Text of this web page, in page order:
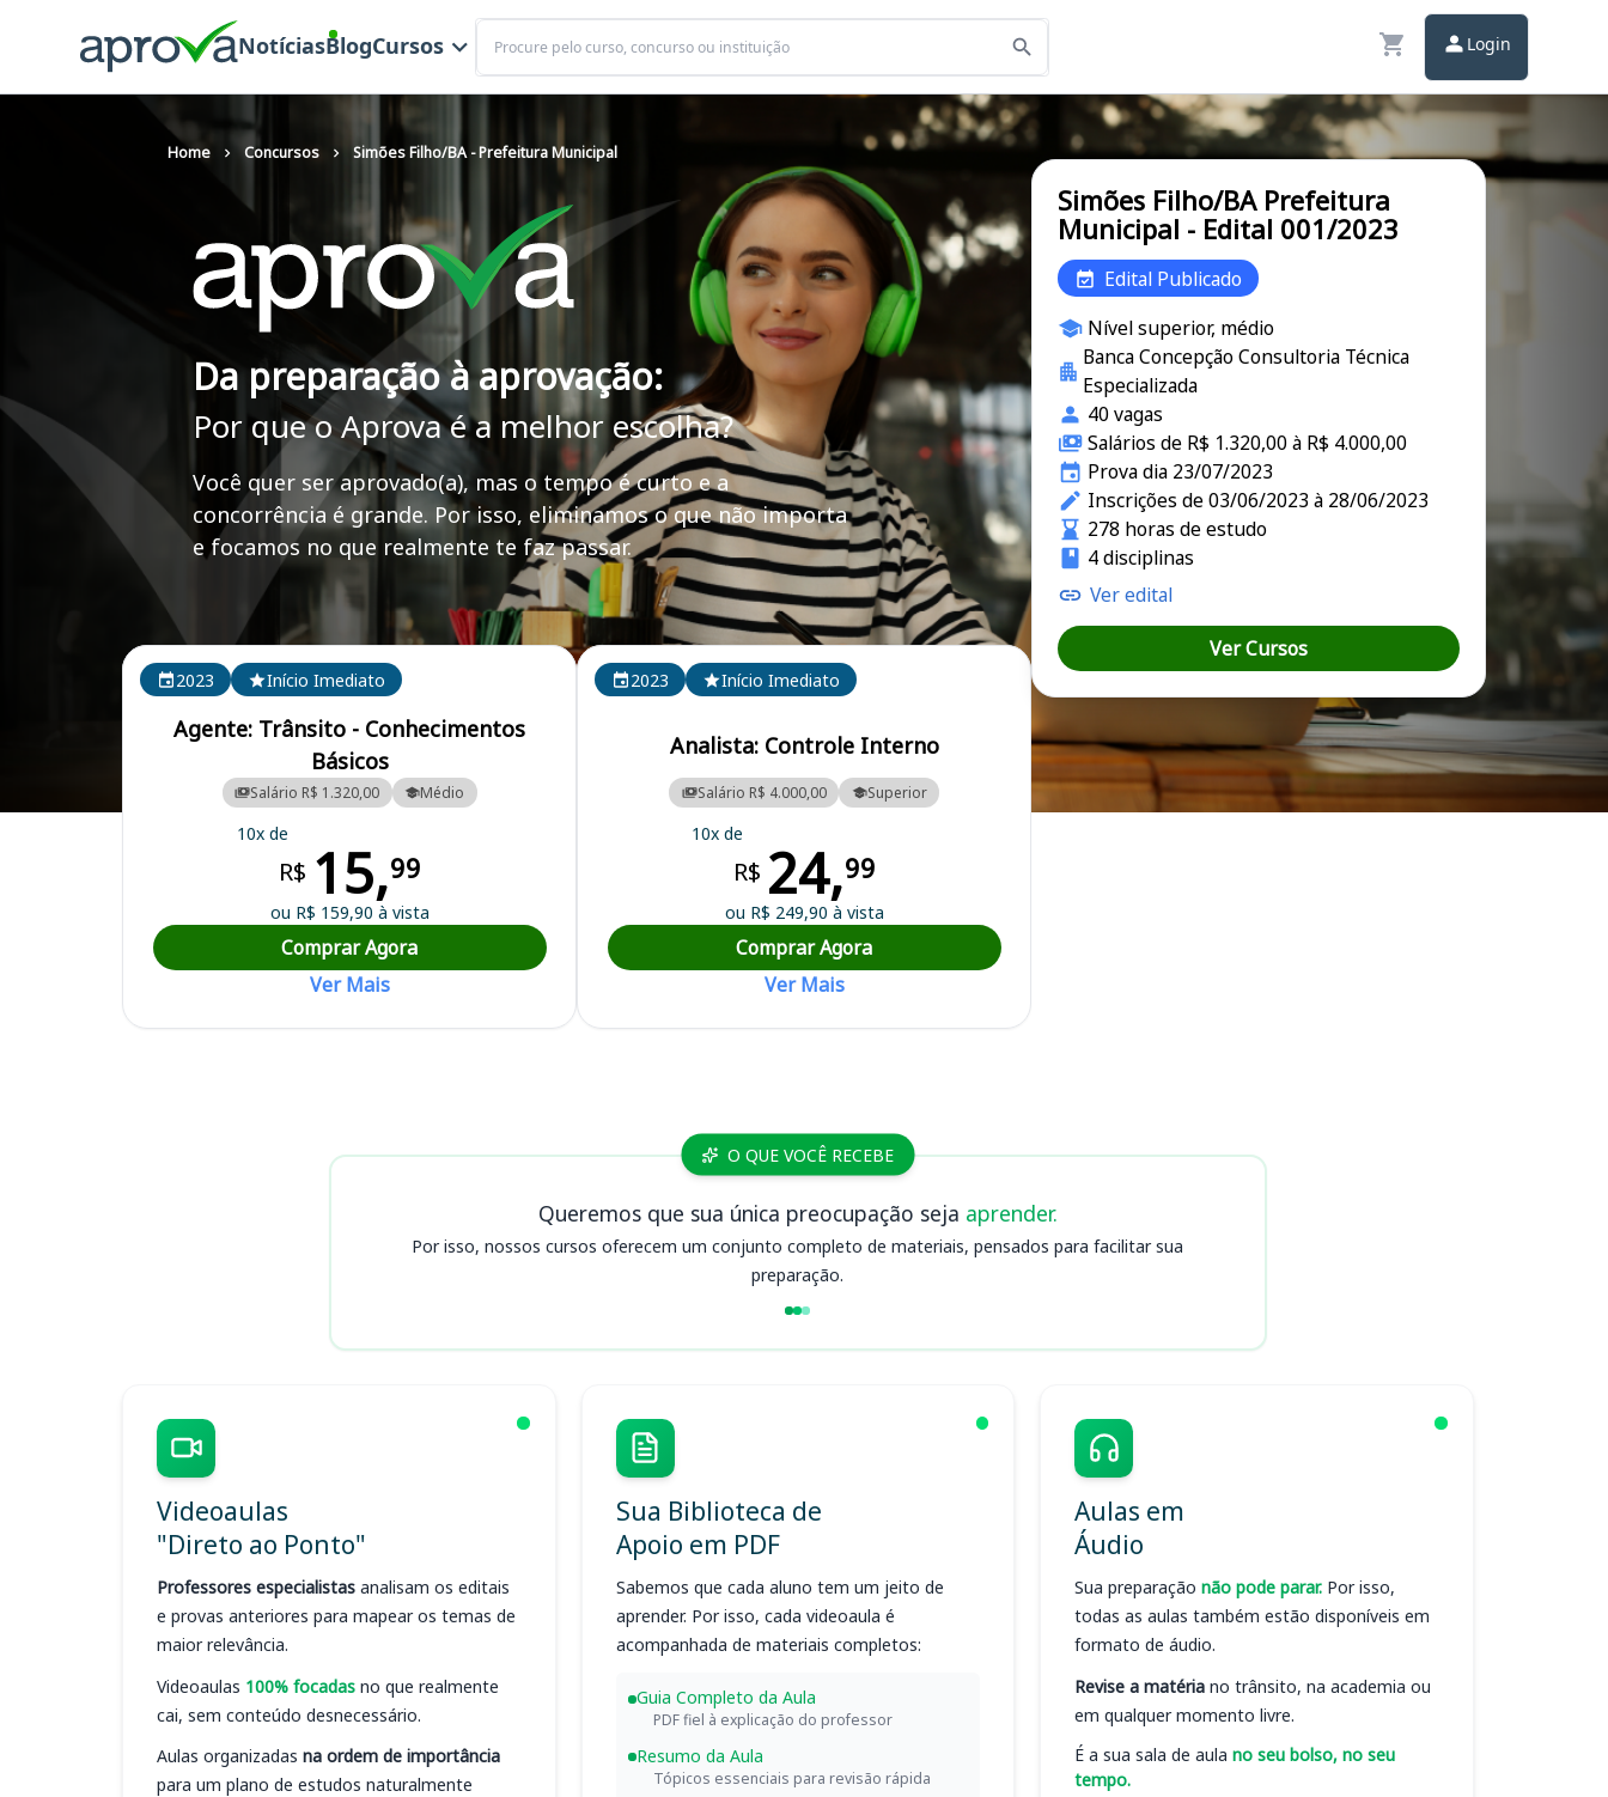
NotíciasBlogCursos
Buscar
Login
Home Concursos Simões Filho/BA - Prefeitura Municipal
Da preparação à aprovação:
Por que o Aprova é a melhor escolha?
Você quer ser aprovado(a), mas o tempo é curto e a
concorrência é grande. Por isso, eliminamos o que não importa
e focamos no que realmente te faz passar.
Curso Preparatório para o Concurso Simões Filho/BA - Prefeitura Municipal
Cursos em destaque para passar no concurso
2023
Início Imediato
Agente: Trânsito - Conhecimentos
Básicos
Salário R$ 1.320,00 Médio
10x de
R$ 15,99
ou R$ 159,90 à vista
Comprar Agora
Ver Mais
2023 Início Imediato
Analista: Controle Interno
Salário R$ 4.000,00 Superior
10x de
R$ 24,99
ou R$ 249,90 à vista
Comprar Agora
Ver Mais
Simões Filho/BA Prefeitura
Municipal - Edital 001/2023
Edital Publicado
Nível superior, médio
Banca Concepção Consultoria Técnica
Especializada
40 vagas
Salários de R$ 1.320,00 à R$ 4.000,00
Prova dia 23/07/2023
Inscrições de 03/06/2023 à 28/06/2023
278 horas de estudo
4 disciplinas
Ver edital
Ver Cursos
O QUE VOCÊ RECEBE
Queremos que sua única preocupação seja aprender.
Por isso, nossos cursos oferecem um conjunto completo de materiais, pensados para facilitar sua
preparação.
Videoaulas
"Direto ao Ponto"
Professores especialistas analisam os editais
e provas anteriores para mapear os temas de
maior relevância.
Videoaulas 100% focadas no que realmente
cai, sem conteúdo desnecessário.
Aulas organizadas na ordem de importância
para um plano de estudos naturalmente
Sua Biblioteca de
Apoio em PDF
Sabemos que cada aluno tem um jeito de
aprender. Por isso, cada videoaula é
acompanhada de materiais completos:
Guia Completo da Aula
PDF fiel à explicação do professor
Resumo da Aula
Tópicos essenciais para revisão rápida
Aulas em
Áudio
Sua preparação não pode parar. Por isso,
todas as aulas também estão disponíveis em
formato de áudio.
Revise a matéria no trânsito, na academia ou
em qualquer momento livre.
É a sua sala de aula no seu bolso, no seu
tempo.